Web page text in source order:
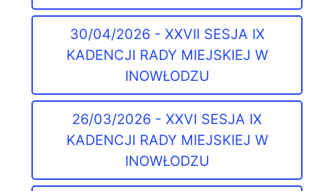
30/04/2026 - XXVII SESJA IX
KADENCJI RADY MIEJSKIEJ W
INOWŁODZU
26/03/2026 - XXVI SESJA IX
KADENCJI RADY MIEJSKIEJ W
INOWŁODZU